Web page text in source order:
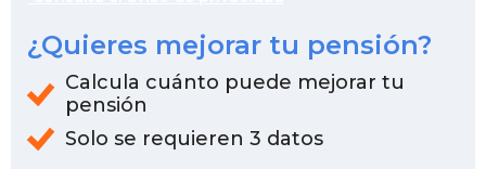
¿Quieres mejorar tu pensión?
Calcula cuánto puede mejorar tu
pensión
Solo se requieren 3 datos